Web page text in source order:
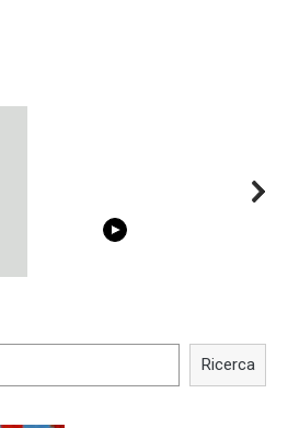
Shocking illusion - Pretty
Ricerca